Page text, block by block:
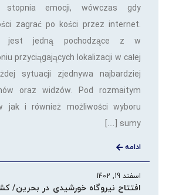
stopnia emocji, wówczas gdy
zagrać po kości przez internet.
jest jedną pochodzące z w
przyciągających lokalizacji w całej
sytuacji zjednywa najbardziej
oraz widzów. Pod rozmaitym
jak i również możliwości wyboru
sumy […]
ادامه
اسفند 19, 1402
افتتاح نیروگاه خورشیدی در بحرین/